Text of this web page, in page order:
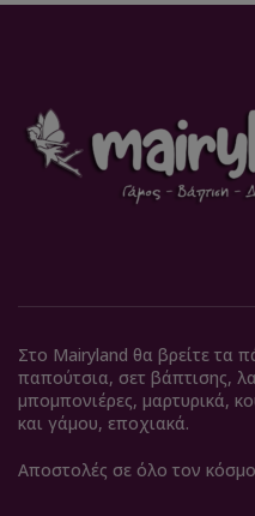
Στο Mairyland θα βρείτε τα
παπούτσια, σετ βάπτισης,
μπομπονιέρες, μαρτυρικά,
και γάμου, εποχιακά.
Αποστολές σε όλο τον